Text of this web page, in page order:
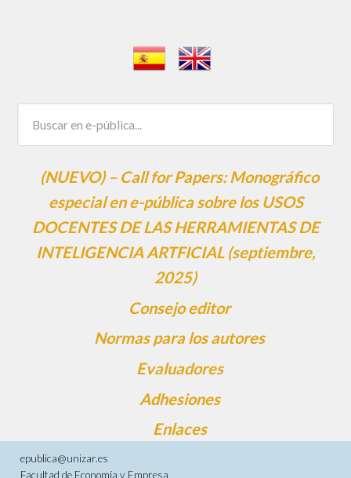
(NUEVO) – Call for Papers: Monográfico
especial en e-pública sobre los USOS
DOCENTES DE LAS HERRAMIENTAS DE
INTELIGENCIA ARTFICIAL (septiembre,
2025)
Consejo editor
Normas para los autores
Evaluadores
Adhesiones
Enlaces
epublica@unizar.es
Facultad de Economía y Empresa